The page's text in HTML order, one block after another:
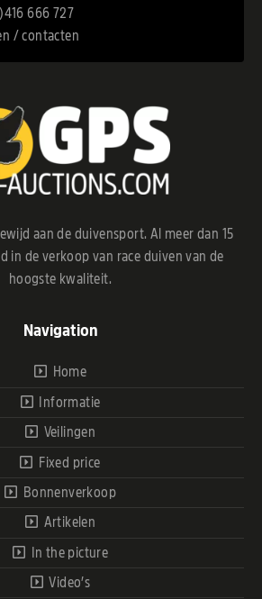
666 727
/ contacten
aan de duivensport. Al meer dan 15
in de verkoop van race duiven van de
hoogste kwaliteit.
Navigation
Home
Informatie
Veilingen
Fixed price
Bonnenverkoop
Artikelen
In the picture
Video’s